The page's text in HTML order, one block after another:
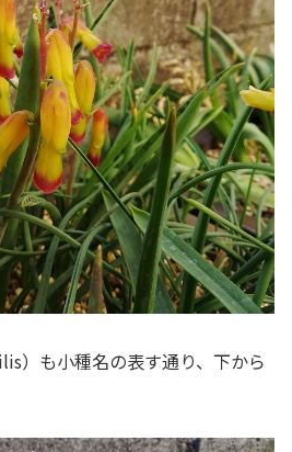
）も小種名の表す通り、下から